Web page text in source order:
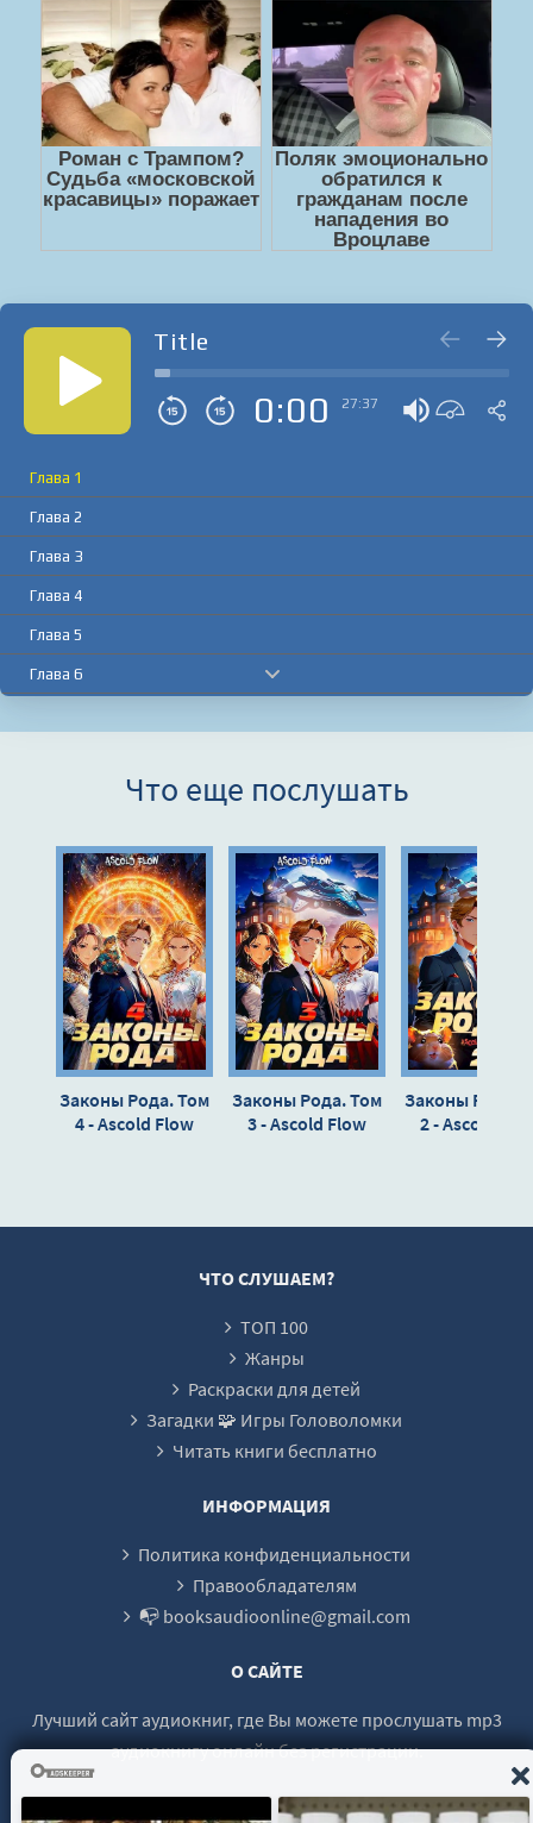
Title
0:00 27:37
Глава 1
Глава 2
Глава 3
Глава 4
Глава 5
Глава 6
Глава 11
Глава 12
Глава 13
Глава 14
Глава 15
Глава 16
Глава 17
Глава 20
Что еще послушать
Законы Рода. Том
4 - Ascold Flow
Законы Рода. Том
3 - Ascold Flow
Законы Рода.
2 - Ascold
ЧТО СЛУШАЕМ?
ТОП 100
Жанры
Раскраски для детей
Загадки 🧩 Игры Головоломки
Читать книги бесплатно
ИНФОРМАЦИЯ
Политика конфиденциальности
Правообладателям
📭 booksaudioonline@gmail.com
О САЙТЕ
Лучший сайт аудиокниг, где Вы можете прослушать mp3
аудиокнигу онлайн без регистрации.